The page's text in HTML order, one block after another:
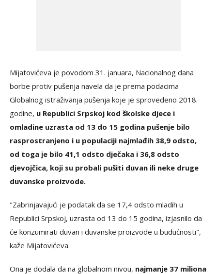
Mijatovićeva je povodom 31. januara, Nacionalnog dana
borbe protiv pušenja navela da je prema podacima
Globalnog istraživanja pušenja koje je sprovedeno 2018.
godine, u Republici Srpskoj kod školske djece i
omladine uzrasta od 13 do 15 godina pušenje bilo
rasprostranjeno i u populaciji najmlađih 38,9 odsto,
od toga je bilo 41,1 odsto dječaka i 36,8 odsto
djevojčica, koji su probali pušiti duvan ili neke druge
duvanske proizvode.
"Zabrinjavajući je podatak da se 17,4 odsto mladih u
Republici Srpskoj, uzrasta od 13 do 15 godina, izjasnilo da
će konzumirati duvan i duvanske proizvode u budućnosti",
kaže Mijatovićeva.
Ona je dodala da na globalnom nivou, najmanje 37 miliona